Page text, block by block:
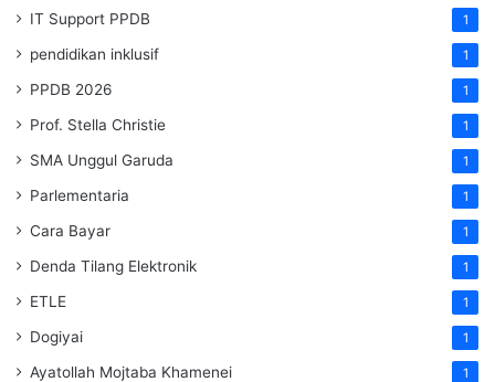
IT Support PPDB 1
pendidikan inklusif 1
PPDB 2026 1
Prof. Stella Christie 1
SMA Unggul Garuda 1
Parlementaria 1
Cara Bayar 1
Denda Tilang Elektronik 1
ETLE 1
Dogiyai 1
Ayatollah Mojtaba Khamenei 1